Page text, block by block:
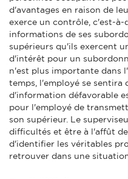
d'avantages en raison de
exerce un contrôle, c'est-
informations de ses
supérieurs qu'ils exercent
d'intérêt pour un
n'est plus importante dans
temps, l'employé se sentira
d'information défavorable
pour l'employé de
son supérieur. Le
difficultés et être à l'affût
d'identifier les véritables
retrouver dans une